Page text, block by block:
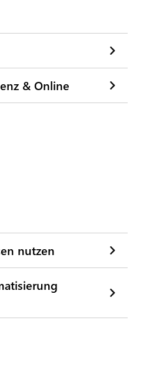
& Online
nutzen